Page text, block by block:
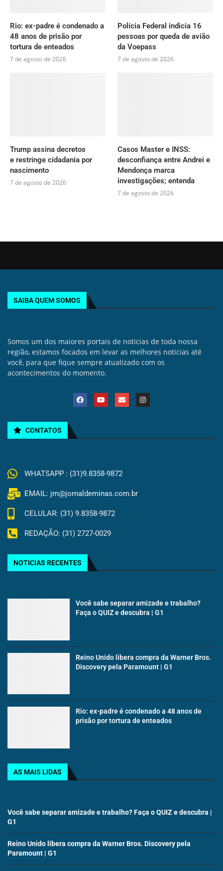
Rio: ex-padre é condenado a
48 anos de prisão por
tortura de enteados
7 de agosto de 2026
Polícia Federal indicia 16
pessoas por queda de avião
da Voepass
7 de agosto de 2026
Trump assina decretos
e restringe cidadania por
nascimento
7 de agosto de 2026
Casos Master e INSS:
desconfiança entre Andrei e
Mendonça marca
investigações; entenda
7 de agosto de 2026
SAIBA QUEM SOMOS
Somos um dos maiores portais de noticias de toda nossa
região, estamos focados em levar as melhores noticias até
você, para que fique sempre atualizado com os
acontecimentos do momento.
CONTATOS
WHATSAPP : (31)9.8358-9872
EMAIL: jm@jornaldeminas.com.br
CELULAR: (31) 9.8358-9872
REDAÇÃO: (31) 2727-0029
NOTICIAS RECENTES
Você sabe separar amizade e trabalho?
Faça o QUIZ e descubra | G1
Reino Unido libera compra da Warner Bros.
Discovery pela Paramount | G1
Rio: ex-padre é condenado a 48 anos de
prisão por tortura de enteados
AS MAIS LIDAS
Você sabe separar amizade e trabalho? Faça o QUIZ e descubra |
G1
Reino Unido libera compra da Warner Bros. Discovery pela
Paramount | G1